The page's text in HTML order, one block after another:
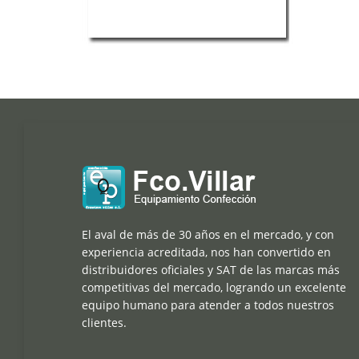
El aval de más de 30 años en el mercado, y con
experiencia acreditada, nos han convertido en
distribuidores oficiales y SAT de las marcas más
competitivas del mercado, logrando un excelente
equipo humano para atender a todos nuestros
clientes.